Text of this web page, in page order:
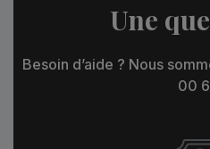
Une
Besoin d’aide ? Nous
00